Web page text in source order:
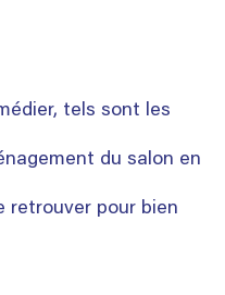
tels sont les
du salon en
retrouver pour bien